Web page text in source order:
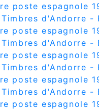
poste espagnole
Timbres d'Andorre -
poste espagnole
Timbres d'Andorre -
poste espagnole
Timbres d'Andorre -
poste espagnole
Timbres d'Andorre -
poste espagnole